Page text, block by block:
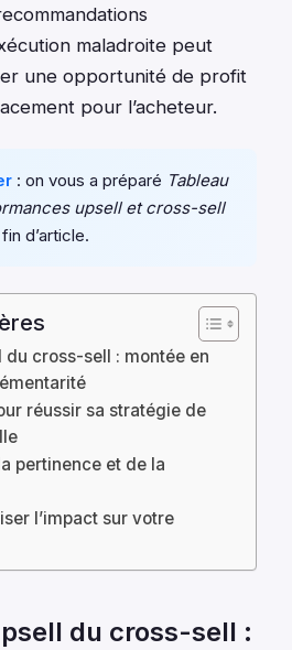
maladroite peut
une opportunité de profit
pour l’acheteur.
: on vous a préparé Tableau
upsell et cross-sell
d’article.
du cross-sell : montée en
réussir sa stratégie de
pertinence et de la
l’impact sur votre
du cross-sell :